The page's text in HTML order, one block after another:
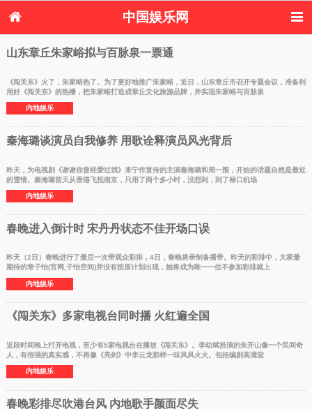
中国娱乐网
首页 新闻
体育花边
音乐新闻 影视新闻
内地明星八卦
港台明星八卦
山东章丘朱家峪拟与百脉泉一票通
《闯关东》火了，朱家峪热了。为了更好地推广朱家峪，近日，山东章丘市召开专题会议，准备利
用好《闯关东》的热播，把朱家峪打造成章丘文化旅游品牌，并实现朱家峪与百脉泉
内地娱乐
秦海璐谈演员自我修养 用歌诠释演员风光背后
昨天，为电视剧《谢谢你曾经爱过我》来宁作宣传的主演秦海璐和周一围，开始的话题自然是最近
的雪情。秦海璐前天从香港飞抵南京，只用了两个多小时，没想到，到了禄口机场
内地娱乐
春晚进入倒计时 宋丹丹状态不佳开场口误
昨天（2日）春晚进行了最后一次带观众彩排，4日，春晚将录制备播带。昨天的彩排中，大家最
期待的章子怡(官网,子怡空间)并没有按原计划出现，她将成为唯一一位不参加彩排就上
内地娱乐
《闯关东》多家电视台同时播 火红遍全国
近段时间晚上打开电视，至少有5家电视台在播放《闯关东》。李幼斌扮演的朱开山像一个民间奇
人，有很强的真实感，不再像《亮剑》中李云龙那样一味风风火火。包括编剧高满堂
内地娱乐
春晚彩排尽吹港台风 内地歌手颜面尽失